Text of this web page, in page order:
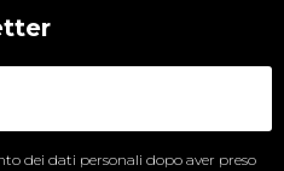
dei dati personali dopo aver preso